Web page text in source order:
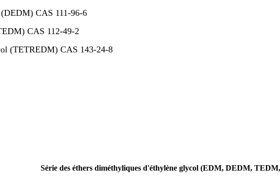
CAS 111-96-6
CAS 112-49-2
(TETREDM) CAS 143-24-8
Série des éthers diméthyliques d'éthylène glycol (EDM, DEDM,